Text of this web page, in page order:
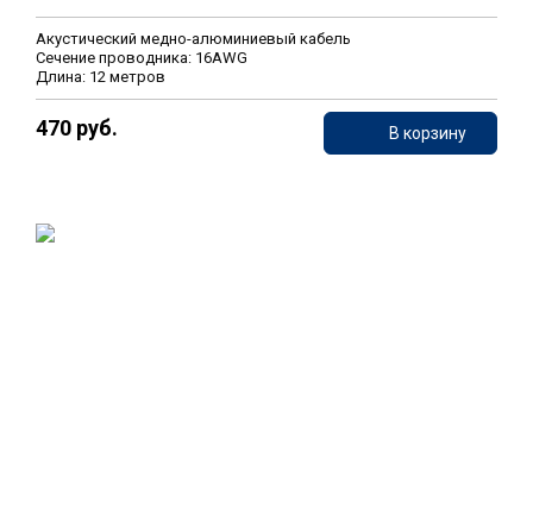
Акустический медно-алюминиевый кабель
Сечение проводника: 16AWG
Длина: 12 метров
470 руб. В корзину